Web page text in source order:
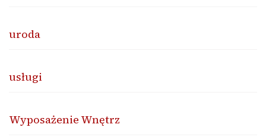
uroda
usługi
Wyposażenie Wnętrz